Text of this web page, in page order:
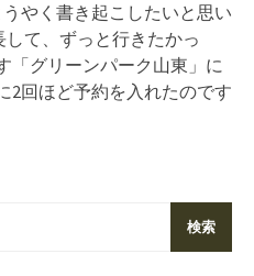
やく書き起こしたいと思い
して、ずっと行きたかっ
「グリーンパーク山東」に
2回ほど予約を入れたのです